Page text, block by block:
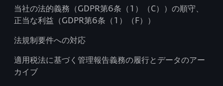
当社の法的義務（GDPR第6条（1）（C））の順守、
正当な利益（GDPR第6条（1）（F））
法規制要件への対応
適用税法に基づく管理報告義務の履行とデータのアー
カイブ